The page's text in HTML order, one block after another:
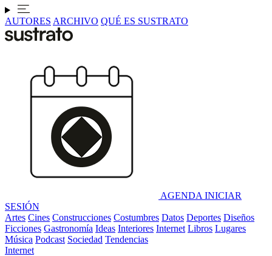
AUTORES ARCHIVO QUÉ ES SUSTRATO
AGENDA INICIAR
SESIÓN
Artes Cines Construcciones Costumbres Datos Deportes Diseños
Ficciones Gastronomía Ideas Interiores Internet Libros Lugares
Música Podcast Sociedad Tendencias
Internet